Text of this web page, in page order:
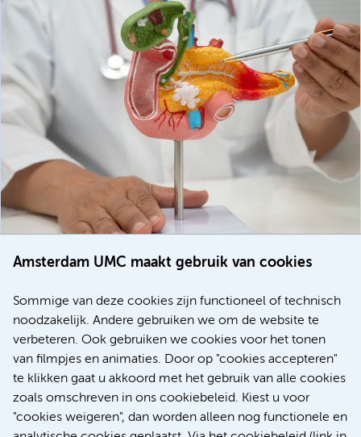
Amsterdam UMC maakt gebruik van cookies
Sommige van deze cookies zijn functioneel of technisch
noodzakelijk. Andere gebruiken we om de website te
verbeteren. Ook gebruiken we cookies voor het tonen
van filmpjes en animaties. Door op "cookies accepteren"
te klikken gaat u akkoord met het gebruik van alle cookies
zoals omschreven in ons cookiebeleid. Kiest u voor
"cookies weigeren", dan worden alleen nog functionele en
voor patiënten met alvleesklierkanker verbeteren
Meer